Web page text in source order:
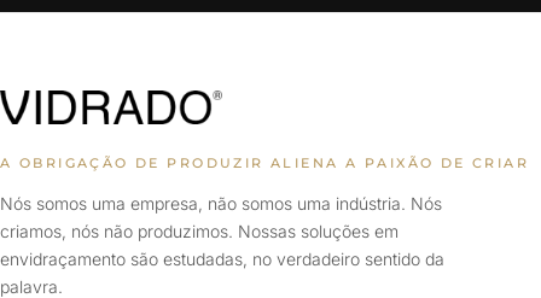
A OBRIGAÇÃO DE PRODUZIR ALIENA A PAIXÃO DE CRIAR
Nós somos uma empresa, não somos uma indústria. Nós
criamos, nós não produzimos. Nossas soluções em
envidraçamento são estudadas, no verdadeiro sentido da
palavra.